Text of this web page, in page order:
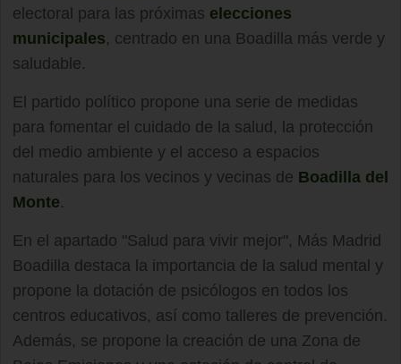
electoral para las próximas elecciones
municipales, centrado en una Boadilla más verde y
saludable.
El partido político propone una serie de medidas
para fomentar el cuidado de la salud, la protección
del medio ambiente y el acceso a espacios
naturales para los vecinos y vecinas de Boadilla del
Monte.
En el apartado "Salud para vivir mejor", Más Madrid
Boadilla destaca la importancia de la salud mental y
propone la dotación de psicólogos en todos los
centros educativos, así como talleres de prevención.
Además, se propone la creación de una Zona de